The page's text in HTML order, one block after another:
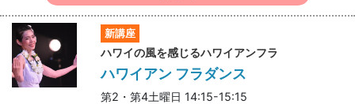
新講座
ハワイの風を感じるハワイアンフラ
ハワイアン フラダンス
第2・第4土曜日 14:15-15:15